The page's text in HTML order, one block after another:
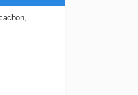
Bài 19: Luyện tập: Tính chất của cacbon, silic và các hợp chất của chúng